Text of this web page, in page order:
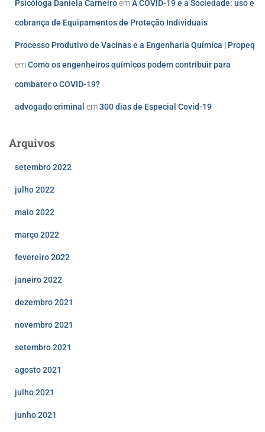
Psicóloga Daniela CarneiroemA COVID-19 e a Sociedade: uso e
cobrança de Equipamentos de Proteção Individuais
Processo Produtivo de Vacinas e a Engenharia Química | Propeq
emComo os engenheiros químicos podem contribuir para
combater o COVID-19?
advogado criminal em300 dias de Especial Covid-19
Arquivos
setembro 2022
julho 2022
maio 2022
março 2022
fevereiro 2022
janeiro 2022
dezembro 2021
novembro 2021
setembro 2021
agosto 2021
julho 2021
junho 2021